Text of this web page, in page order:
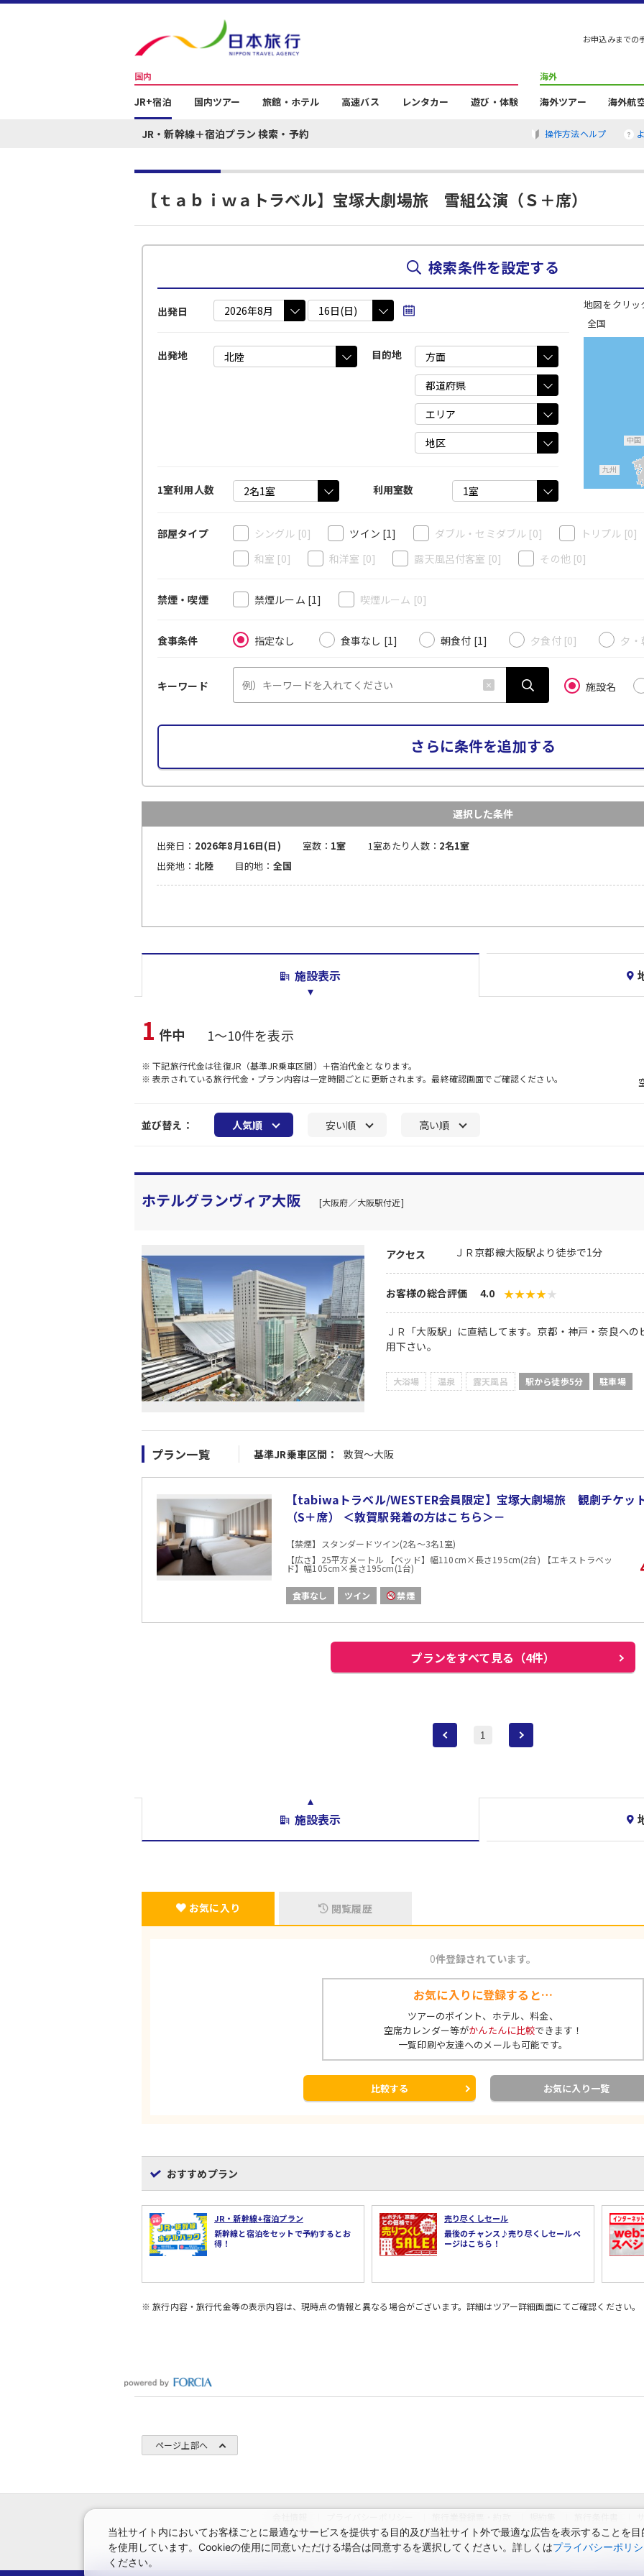
お申込みまでの
国内
JR+宿泊 国内ツアー 旅館・ホテル 高速バス レンタカー 遊び・体験
海外
海外ツアー 海外航
JR・新幹線＋宿泊プラン 検索・予約 操作方法ヘルプ
【ｔａｂｉｗａトラベル】宝塚大劇場旅 雪組公演（Ｓ＋席）
検索条件を設定する
出発日
出発地 目的地
1室利用人数 利用室数
地図をクリッ
全国
九州
中国
部屋タイプ シングル [0] ツイン [1] ダブル・セミダブル [0] トリプル [0]
和室 [0] 和洋室 [0] 露天風呂付客室 [0] その他[0]
禁煙・喫煙 禁煙ルーム [1] 喫煙ルーム [0]
食事条件 指定なし 食事なし [1] 朝食付 [1] 夕食付 [0] 夕
キーワード 施設名
さらに条件を追加する
選択した条件
出発日： 2026年8月16日(日) 室数： 1室 1室あたり人数： 2名1室
出発地： 北陸 目的地： 全国
施設表示
1 件中 1～10件を表示
※ 下記旅行代金は往復JR（基準JR乗車区間）＋宿泊代金となります。
※ 表示されている旅行代金・プラン内容は一定時間ごとに更新されます。最終確認画面でご確認ください。
並び替え： 人気順 安い順 高い順
ホテルグランヴィア大阪 [大阪府／大阪駅付近]
アクセス ＪＲ京都線大阪駅より徒歩で1分
お客様の総合評価 4.0
ＪＲ「大阪駅」に直結してます。京都・神戸・奈良へ
用下さい。
大浴場 温泉 露天風呂 駅から徒歩5分 駐車場
プラン一覧 基準JR乗車区間： 敦賀～大阪
【tabiwaトラベル/WESTER会員限定】宝塚大劇場旅 観劇チケッ
（S＋席） ＜敦賀駅発着の方はこちら＞－
【禁煙】スタンダードツイン(2名～3名1室)
【広さ】25平方メートル 【ベッド】幅110cm×長さ195cm(2台) 【エキストラベッ
ド】幅105cm×長さ195cm(1台)
食事なし ツイン 禁煙
プランをすべて見る（4件）
1
施設表示
お気に入り 閲覧履歴
0件登録されています。
お気に入りに登録すると…
ツアーのポイント、ホテル、料金、
空席カレンダー等がかんたんに比較できます！
一覧印刷や友達へのメールも可能です。
比較する お気に入り一覧
おすすめプラン
JR・新幹線+宿泊プラン
新幹線と宿泊をセットで予約するとお
得！
売り尽くしセール
最後のチャンス♪売り尽くしセールペ
ージはこちら！
※ 旅行内容・旅行代金等の表示内容は、現時点の情報と異なる場合がございます。詳細はツアー詳細画面にてご確認ください。
ページ上部へ
システムメンテナンスのお知らせ お申込みまでの手順 変更・取消のご案内 よくある質問
当社サイト内においてお客様ごとに最適なサービスを提供する目的及び当社サイト外で最適な広告を表示することを
を使用しています。Cookieの使用に同意いただける場合は同意するを選択してください。詳しくはプライバシーポリ
ください。